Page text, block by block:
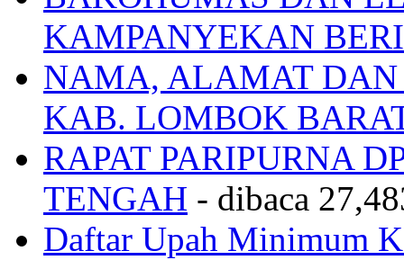
KAMPANYEKAN
NAMA, ALAMAT DAN
KAB. LOMBOK
RAPAT PARIPURNA
TENGAH - dibaca
Daftar Upah Minimum